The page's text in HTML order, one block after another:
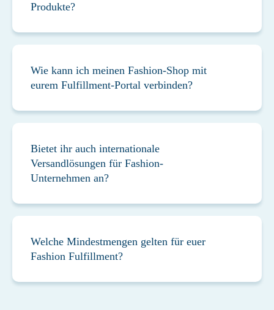
Produkte?
Wie kann ich meinen Fashion-Shop mit
eurem Fulfillment-Portal verbinden?
Bietet ihr auch internationale
Versandlösungen für Fashion-
Unternehmen an?
Welche Mindestmengen gelten für euer
Fashion Fulfillment?